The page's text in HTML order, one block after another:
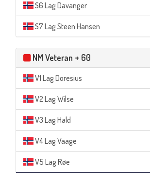
S6 Lag Davanger
S7 Lag Steen Hansen
NM Veteran + 60
V1 Lag Doresius
V2 Lag Wilse
V3 Lag Hald
V4 Lag Vaage
V5 Lag Røe